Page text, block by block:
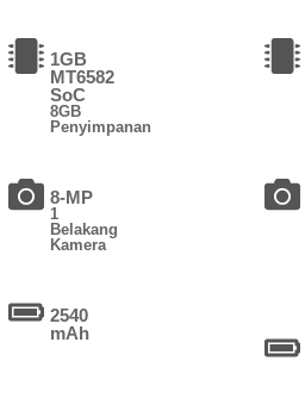
1GB
MT6582
SoC
8GB
Penyimpanan
8-MP
1
Belakang
Kamera
2540
mAh